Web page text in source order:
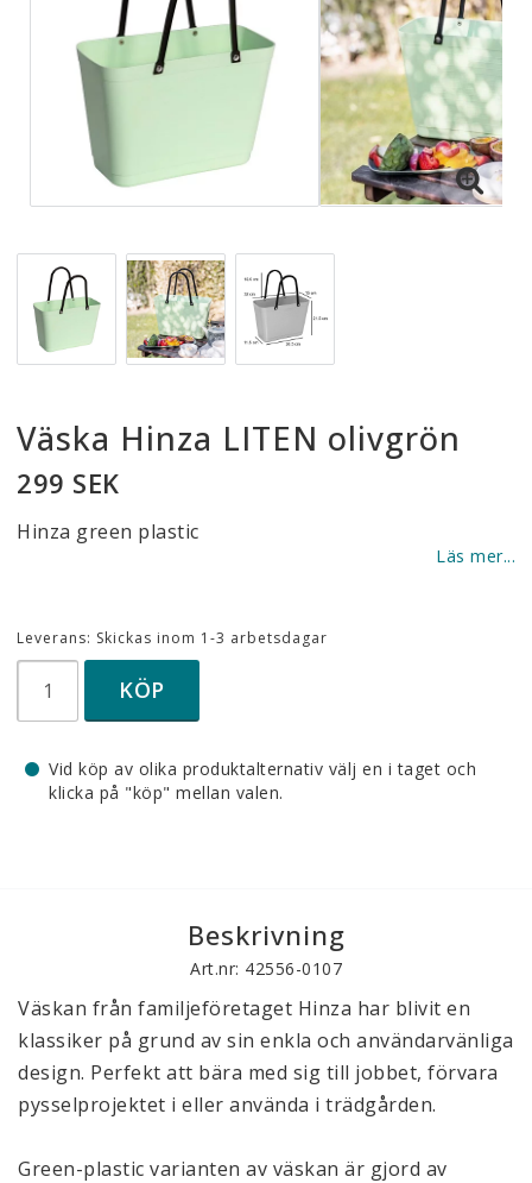
Väska Hinza LITEN olivgrön
299 SEK
Hinza green plastic
Läs mer...
Leverans: Skickas inom 1-3 arbetsdagar
KÖP
Vid köp av olika produktalternativ välj en i taget och
klicka på "köp" mellan valen.
Beskrivning
Art.nr: 42556-0107
Väskan från familjeföretaget Hinza har blivit en
klassiker på grund av sin enkla och användarvänliga
design. Perfekt att bära med sig till jobbet, förvara
pysselprojektet i eller använda i trädgården.
Green-plastic varianten av väskan är gjord av